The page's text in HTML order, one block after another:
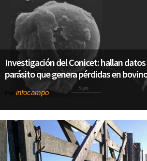
Investigación del Conicet: hallan
parásito que genera pérdidas en
infocampo